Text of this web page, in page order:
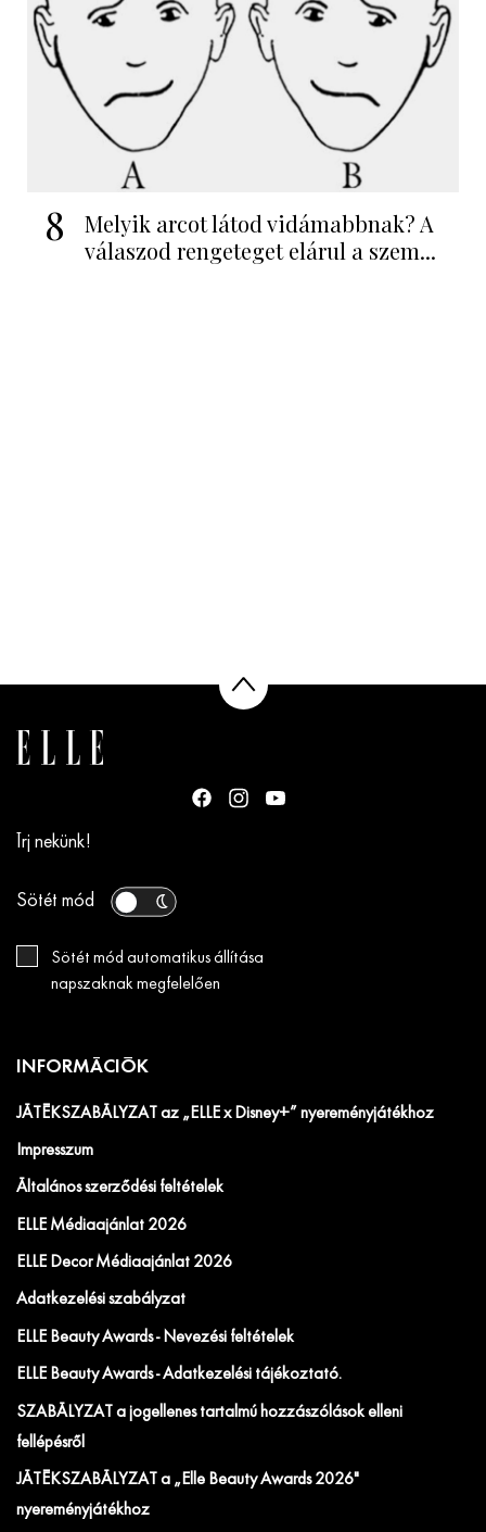
8
Melyik arcot látod vidámabbnak? A
válaszod rengeteget elárul a szem...
Írj nekünk!
Sötét mód
Sötét mód automatikus állítása
napszaknak megfelelően
INFORMÁCIÓK
JÁTÉKSZABÁLYZAT az „ELLE x Disney+” nyereményjátékhoz
Impresszum
Általános szerződési feltételek
ELLE Médiaajánlat 2026
ELLE Decor Médiaajánlat 2026
Adatkezelési szabályzat
ELLE Beauty Awards - Nevezési feltételek
ELLE Beauty Awards - Adatkezelési tájékoztató.
SZABÁLYZAT a jogellenes tartalmú hozzászólások elleni
fellépésről
JÁTÉKSZABÁLYZAT a „Elle Beauty Awards 2026"
nyereményjátékhoz